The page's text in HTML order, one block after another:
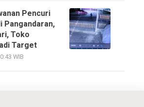
Pencuri
Pangandaran,
Toko
Target
WIB